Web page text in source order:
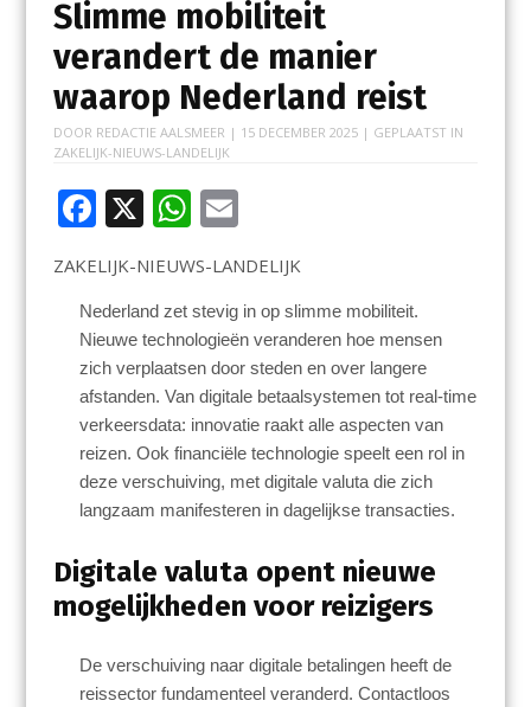
Slimme mobiliteit
verandert de manier
waarop Nederland reist
DOOR REDACTIE AALSMEER | 15 DECEMBER 2025| GEPLAATST IN
ZAKELIJK-NIEUWS-LANDELIJK
F
e
b
o
o
k
X W
at
s
A
p
p
E
ai
l
ZAKELIJK-NIEUWS-LANDELIJK
Nederland zet stevig in op slimme mobiliteit.
Nieuwe technologieën veranderen hoe mensen
zich verplaatsen door steden en over langere
afstanden. Van digitale betaalsystemen tot real-time
verkeersdata: innovatie raakt alle aspecten van
reizen. Ook financiële technologie speelt een rol in
deze verschuiving, met digitale valuta die zich
langzaam manifesteren in dagelijkse transacties.
Digitale valuta opent nieuwe
mogelijkheden voor reizigers
De verschuiving naar digitale betalingen heeft de
reissector fundamenteel veranderd. Contactloos